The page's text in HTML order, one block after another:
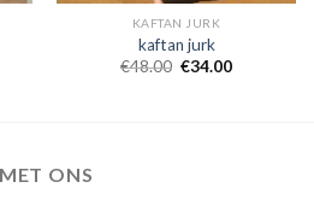
KAFTAN JURK
kaftan jurk
€48.00 €34.00
ONS